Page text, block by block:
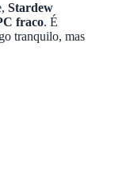
Stardew
fraco. É
tranquilo, mas